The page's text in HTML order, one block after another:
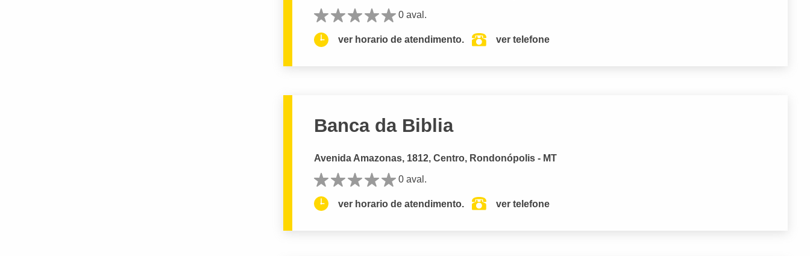
0 aval.
ver horario de atendimento. ver telefone
Banca da Biblia
Avenida Amazonas, 1812, Centro, Rondonópolis - MT
0 aval.
ver horario de atendimento. ver telefone